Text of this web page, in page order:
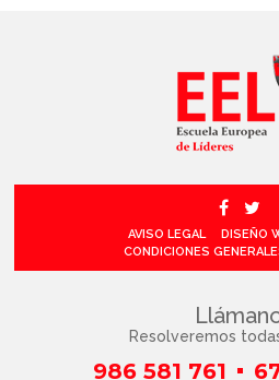
AVISO LEGAL DISEÑO
CONDICIONES
Resolveremos
986 581 761